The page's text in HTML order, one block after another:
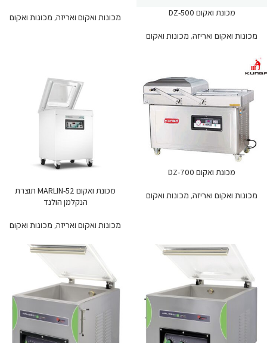
מכונת ואקום DZ-500
מכונות ואקום ואריזה, מכונות ואקום
מכונות ואקום ואריזה, מכונות ואקום
מכונת ואקום DZ-700
מכונות ואקום ואריזה, מכונות ואקום
מכונת ואקום MARLIN-52 תוצרת
הנקלמן הולנד
מכונות ואקום ואריזה, מכונות ואקום